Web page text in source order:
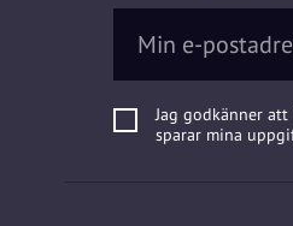
Jag godkänner
sparar mina